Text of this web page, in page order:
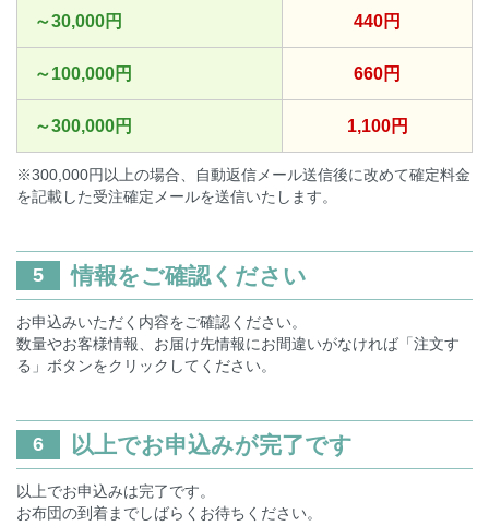
～30,000円 440円
～100,000円 660円
～300,000円 1,100円
※300,000円以上の場合、自動返信メール送信後に改めて確定料金
を記載した受注確定メールを送信いたします。
5 情報をご確認ください
お申込みいただく内容をご確認ください。
数量やお客様情報、お届け先情報にお間違いがなければ「注文す
る」ボタンをクリックしてください。
6 以上でお申込みが完了です
以上でお申込みは完了です。
お布団の到着までしばらくお待ちください。